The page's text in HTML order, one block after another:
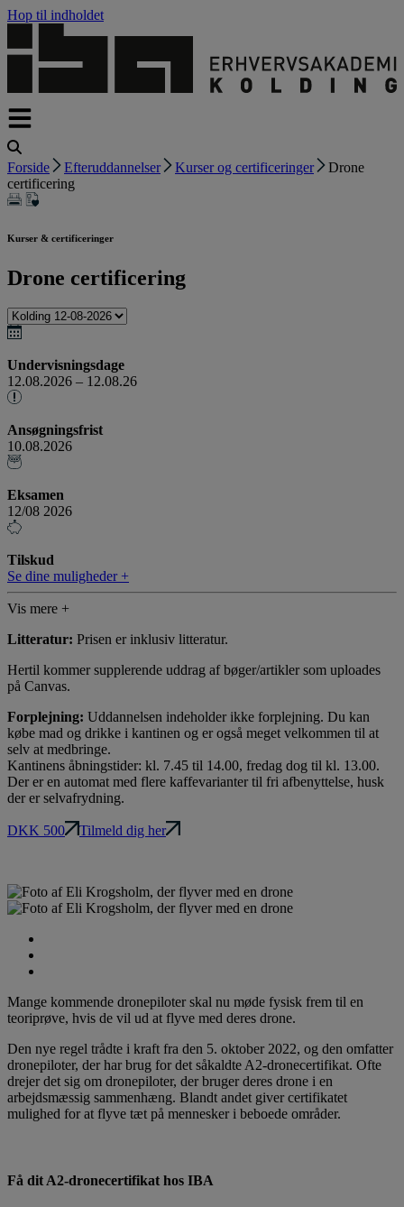
Hop til indholdet
Forside Efteruddannelser Kurser og certificeringer
Drone
certificering
Kurser & certificeringer
Drone certificering
Undervisningsdage
12.08.2026 – 12.08.26
Ansøgningsfrist
10.08.2026
Eksamen
12/08 2026
Tilskud
Se dine muligheder +
Vis mere +
Litteratur: Prisen er inklusiv litteratur.
Hertil kommer supplerende uddrag af bøger/artikler som uploades
på Canvas.
Forplejning: Uddannelsen indeholder ikke forplejning. Du kan
købe mad og drikke i kantinen og er også meget velkommen til at
selv at medbringe.
Kantinens åbningstider: kl. 7.45 til 14.00, fredag dog til kl. 13.00.
Der er en automat med flere kaffevarianter til fri afbenyttelse, husk
der er selvafrydning.
DKK 500 Tilmeld dig her
Mange kommende dronepiloter skal nu møde fysisk frem til en
teoriprøve, hvis de vil ud at flyve med deres drone.
Den nye regel trådte i kraft fra den 5. oktober 2022, og den omfatter
dronepiloter, der har brug for det såkaldte A2-dronecertifikat. Ofte
drejer det sig om dronepiloter, der bruger deres drone i en
arbejdsmæssig sammenhæng. Blandt andet giver certifikatet
mulighed for at flyve tæt på mennesker i beboede områder.
Få dit A2-dronecertifikat hos IBA